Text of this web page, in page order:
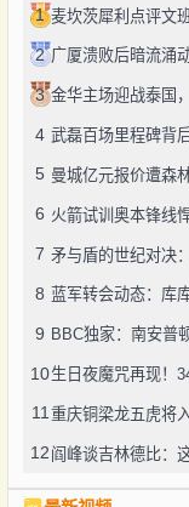
1
2 广厦溃败后暗流涌
3
4 武磊百场里程碑背
5 曼城亿元报价遭森
6 火箭试训奥本锋线
7 矛与盾的世纪对决
8 蓝军转会动态：库
9
10
11
12 阎峰谈吉林德比：